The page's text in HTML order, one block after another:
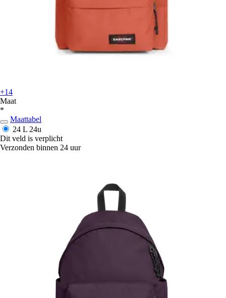
+14
Maat
*
Maattabel
24 L 24u
Dit veld is verplicht
Verzonden binnen 24 uur